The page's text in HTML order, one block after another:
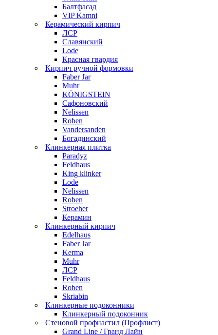
Балтфасад
VIP Kamni
Керамический кирпич
ЛСР
Славянский
Lode
Красная гвардия
Кирпич ручной формовки
Faber Jar
Muhr
KÖNIGSTEIN
Сафоновский
Nelissen
Roben
Vandersanden
Богадинский
Клинкерная плитка
Paradyz
Feldhaus
King klinker
Lode
Nelissen
Roben
Stroeher
Керамин
Клинкерный кирпич
Edelhaus
Faber Jar
Kerma
Muhr
ЛСР
Feldhaus
Roben
Skriabin
Клинкерные подоконники
Клинкерный подоконник
Стеновой профнастил (Профлист)
Grand Line / Гранд Лайн